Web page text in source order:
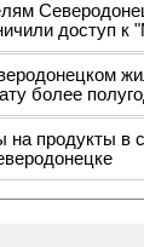
доступ
более
на продукты в